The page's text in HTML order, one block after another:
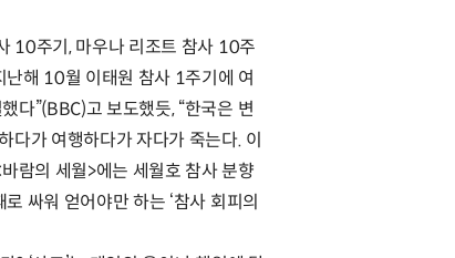
10주기, 마우나 리조트 참사 10주
해 10월 이태원 참사 1주기에 여
다”(BBC)고 보도했듯, “한국은 변
다가 여행하다가 자다가 죽는다. 이
람의 세월>에는 세월호 참사 분향
싸워 얻어야만 하는 ‘참사 회피의